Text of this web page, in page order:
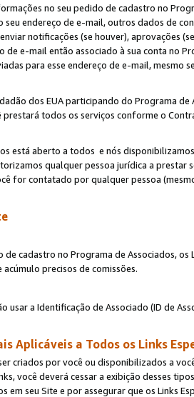
no seu pedido de cadastro no
seu endereço de e-mail, outros dados de
notificações (se houver), aprovações
de e-mail então associado à sua conta no
para esse endereço de e-mail,
dos EUA participando do Programa
prestará todos os serviços conforme o
está aberto a todos e nós
qualquer pessoa jurídica a
for contatado por qualquer pessoa
cadastro no Programa de Associados, os
precisos de comissões.
usar a Identificação de Associado (ID de
Aplicáveis a Todos os Links
criados por você ou disponibilizados a
você deverá cessar a exibição desses
em seu Site e por assegurar que os Links